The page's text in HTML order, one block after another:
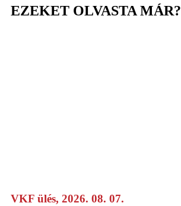
EZEKET OLVASTA MÁR?
VKF ülés, 2026. 08. 07.